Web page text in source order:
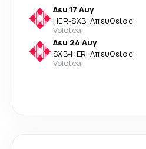
Δευ 17 Αυγ
HER-SXB· Απευθείας
Volotea
Δευ 24 Αυγ
SXB-HER· Απευθείας
Volotea